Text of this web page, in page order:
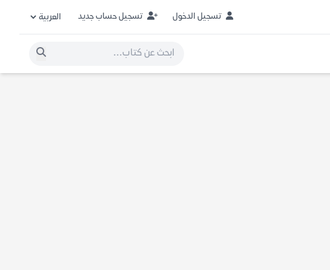
تسجيل الدخول تسجيل حساب جديد